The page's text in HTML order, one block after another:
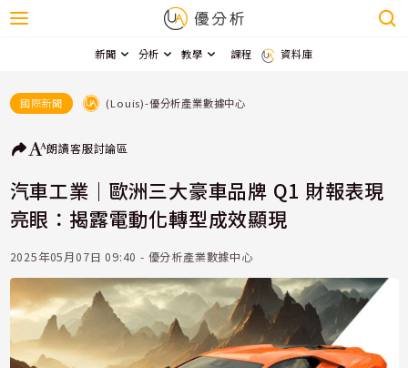
新聞 分析 教學 課程 資料庫
國際新聞 (Louis)-優分析產業數據中心
朗讀客服討論區
汽車工業｜歐洲三大豪車品牌 Q1 財報表現
亮眼：揭露電動化轉型成效顯現
2025年05月07日 09:40 - 優分析產業數據中心